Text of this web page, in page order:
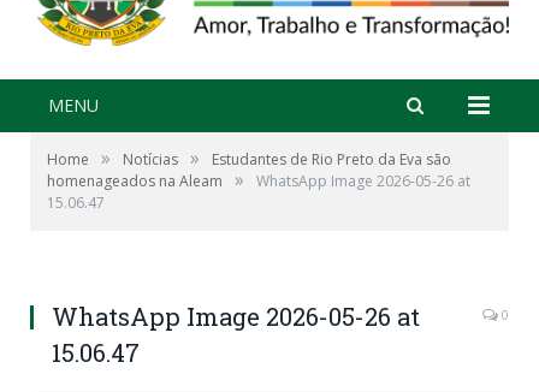
MENU
Home » Notícias »
Estudantes de Rio Preto da Eva são
homenageados na Aleam
»
WhatsApp Image 2026-05-26 at
15.06.47
WhatsApp Image 2026-05-26 at
15.06.47
0